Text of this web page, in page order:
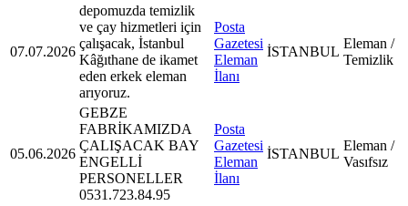
07.07.2026
depomuzda temizlik
ve çay hizmetleri için
çalışacak, İstanbul
Kâğıthane de ikamet
eden erkek eleman
arıyoruz.
Posta
Gazetesi
Eleman
İlanı
İSTANBUL
Eleman /
Temizlik
05.06.2026
GEBZE
FABRİKAMIZDA
ÇALIŞACAK BAY
ENGELLİ
PERSONELLER
0531.723.84.95
Posta
Gazetesi
Eleman
İlanı
İSTANBUL
Eleman /
Vasıfsız